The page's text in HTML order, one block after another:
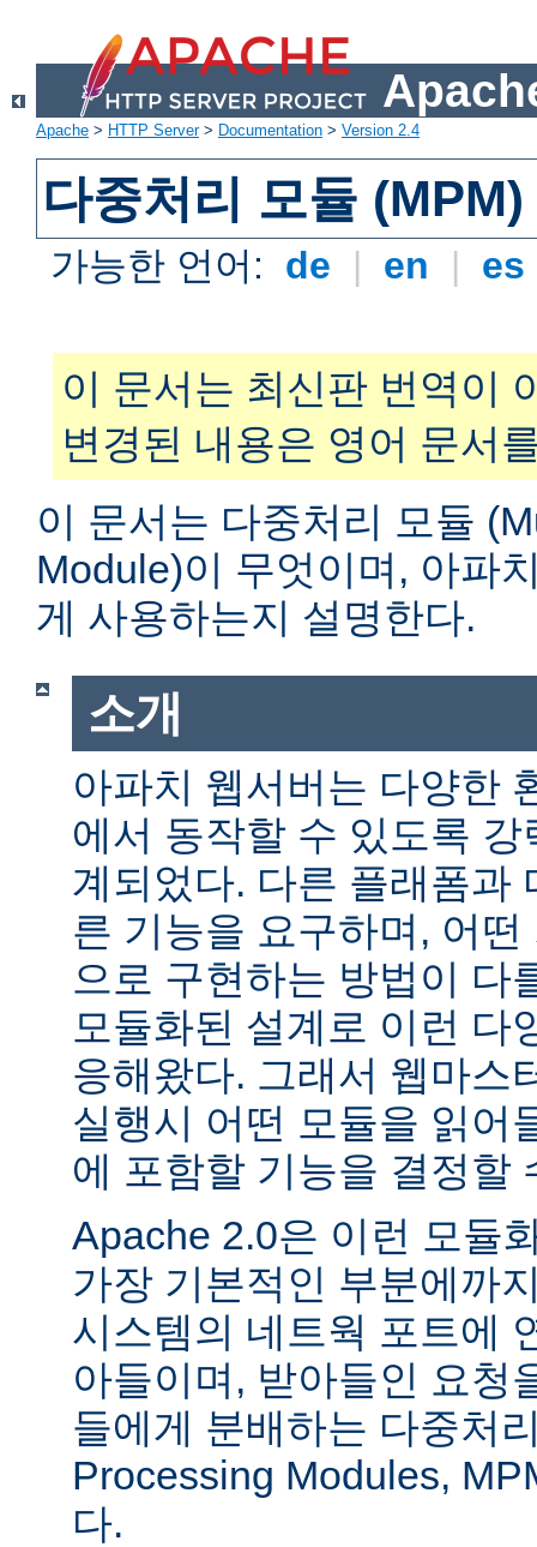
Apache > HTTP Server> Documentation > Version 2.4
다중처리 모듈 (MPM)
가능한 언어: de | en | es
이 문서는 최신판 번역이
변경된 내용은 영어 문서
이 문서는 다중처리 모듈
Module)이 무엇이며, 아파
게 사용하는지 설명한다.
소개
아파치 웹서버는 다양한
에서 동작할 수 있도록
계되었다. 다른 플래폼과
른 기능을 요구하며, 어
으로 구현하는 방법이 다
모듈화된 설계로 이런 다
응해왔다. 그래서 웹마스
실행시 어떤 모듈을 읽어
에 포함할 기능을 결정할
Apache 2.0은 이런 모듈
가장 기본적인 부분에까
시스템의 네트웍 포트에
아들이며, 받아들인 요청
들에게 분배하는 다중처
Processing Modules,
다.